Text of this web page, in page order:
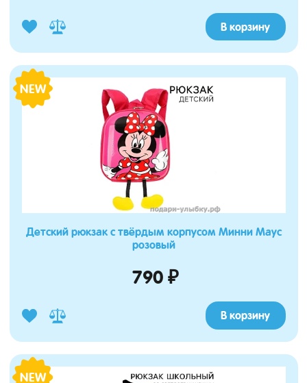
В корзину
NEW
Детский рюкзак с твёрдым корпусом Минни Маус
розовый
790 ₽
В корзину
NEW